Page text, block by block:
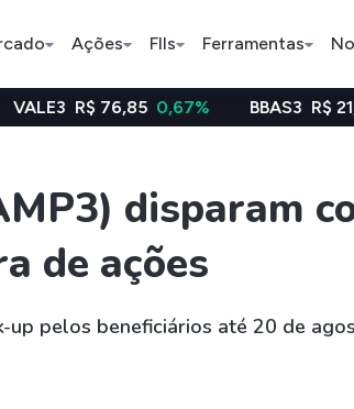
Ações FIIs Ferramentas
Índice
Selic
0,67% BBAS3 R$ 21,07 0,38%
disparam
de ações
pelos beneficiários até 20 de